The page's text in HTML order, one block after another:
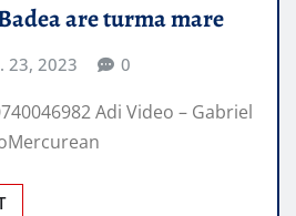
are turma mare
23, 2023 0
Adi Video – Gabriel